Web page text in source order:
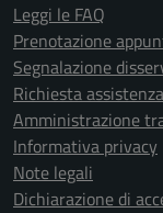
Leggi le FAQ
Prenotazione
Segnalazione
Richiesta assistenza
Amministrazione
Informativa privacy
Note legali
Dichiarazione di